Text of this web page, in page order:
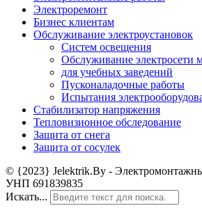
Электроремонт
Бизнес клиентам
Обслуживание электроустановок
Систем освещения
Обслуживание электросети
для учебных заведений
Пусконаладочные работы
Испытания
Стабилизатор напряжения
Тепловизионное обследование
Защита от снега
Защита от сосулек
© {2023} Jelektrik.By -
УНП 691839835
Искать...